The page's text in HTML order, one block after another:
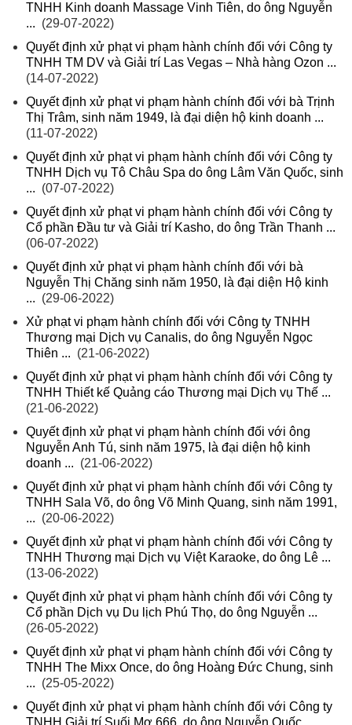
TNHH Kinh doanh Massage Vinh Tiên, do ông Nguyễn
... (29-07-2022)
Quyết định xử phạt vi phạm hành chính đối với Công ty
TNHH TM DV và Giải trí Las Vegas – Nhà hàng Ozon ...
(14-07-2022)
Quyết định xử phạt vi phạm hành chính đối với bà Trịnh
Thị Trâm, sinh năm 1949, là đại diện hộ kinh doanh ...
(11-07-2022)
Quyết định xử phạt vi phạm hành chính đối với Công ty
TNHH Dịch vụ Tô Châu Spa do ông Lâm Văn Quốc, sinh
... (07-07-2022)
Quyết định xử phạt vi phạm hành chính đối với Công ty
Cổ phần Đầu tư và Giải trí Kasho, do ông Trần Thanh ...
(06-07-2022)
Quyết định xử phạt vi phạm hành chính đối với bà
Nguyễn Thị Chăng sinh năm 1950, là đại diện Hộ kinh
... (29-06-2022)
Xử phạt vi phạm hành chính đối với Công ty TNHH
Thương mại Dịch vụ Canalis, do ông Nguyễn Ngọc
Thiên ... (21-06-2022)
Quyết định xử phạt vi phạm hành chính đối với Công ty
TNHH Thiết kế Quảng cáo Thương mại Dịch vụ Thế ...
(21-06-2022)
Quyết định xử phạt vi phạm hành chính đối với ông
Nguyễn Anh Tú, sinh năm 1975, là đại diện hộ kinh
doanh ... (21-06-2022)
Quyết định xử phạt vi phạm hành chính đối với Công ty
TNHH Sala Võ, do ông Võ Minh Quang, sinh năm 1991,
... (20-06-2022)
Quyết định xử phạt vi phạm hành chính đối với Công ty
TNHH Thương mại Dịch vụ Việt Karaoke, do ông Lê ...
(13-06-2022)
Quyết định xử phạt vi phạm hành chính đối với Công ty
Cổ phần Dịch vụ Du lịch Phú Thọ, do ông Nguyễn ...
(26-05-2022)
Quyết định xử phạt vi phạm hành chính đối với Công ty
TNHH The Mixx Once, do ông Hoàng Đức Chung, sinh
... (25-05-2022)
Quyết định xử phạt vi phạm hành chính đối với Công ty
TNHH Giải trí Suối Mơ 666, do ông Nguyễn Quốc